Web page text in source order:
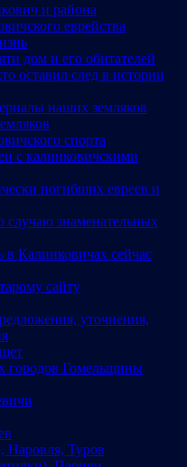
и района
еврейства
дом и его обитателей
оставил след в истории
наших земляков
спорта
с калинковичскими
погибших евреев и
случаю знаменательных
в Калинковичах сейчас
сайту
уточнения,
городов Гомельщины
Наровля, Туров